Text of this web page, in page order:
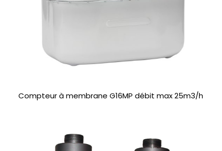
Compteur à membrane G16MP débit max 25m3/h